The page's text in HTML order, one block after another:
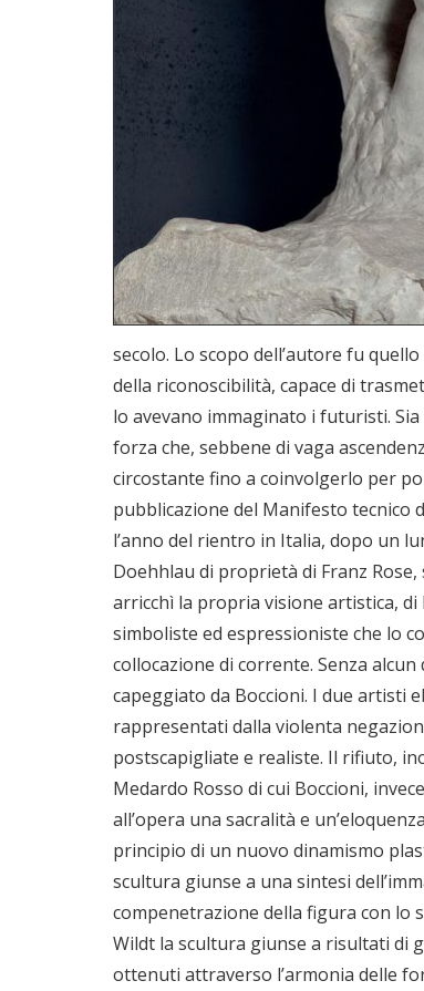
secolo. Lo scopo dell’autore fu
della riconoscibilità, capace di
lo avevano immaginato i futuristi.
forza che, sebbene di vaga
circostante fino a coinvolgerlo per
pubblicazione del Manifesto tecnico
l’anno del rientro in Italia, dopo un
Doehhlau di proprietà di Franz
arricchì la propria visione artistica,
simboliste ed espressioniste che lo
collocazione di corrente. Senza
capeggiato da Boccioni. I due artisti
rappresentati dalla violenta
postscapigliate e realiste. Il rifiuto,
Medardo Rosso di cui Boccioni,
all’opera una sacralità e
principio di un nuovo dinamismo
scultura giunse a una sintesi
compenetrazione della figura con lo
Wildt la scultura giunse a risultati di
ottenuti attraverso l’armonia delle